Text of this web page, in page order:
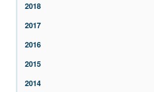
2018
2017
2016
2015
2014